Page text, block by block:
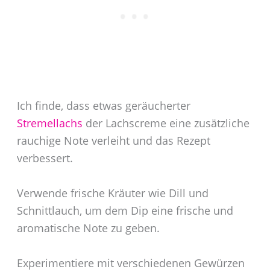
Ich finde, dass etwas geräucherter
Stremellachs der Lachscreme eine zusätzliche
rauchige Note verleiht und das Rezept
verbessert.
Verwende frische Kräuter wie Dill und
Schnittlauch, um dem Dip eine frische und
aromatische Note zu geben.
Experimentiere mit verschiedenen Gewürzen